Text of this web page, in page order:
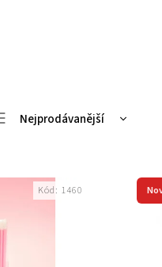
Nejprodávanější
Abecedně
Kód: 1460